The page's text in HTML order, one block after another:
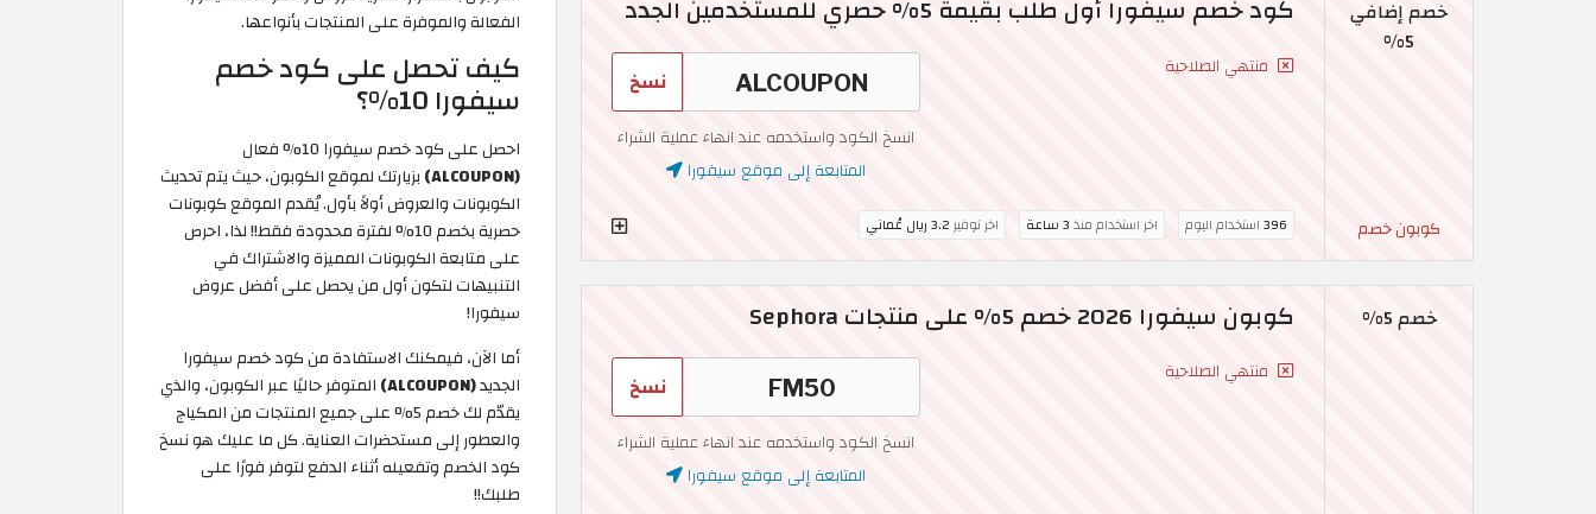
خصم إضافي
5%
كوبون خصم
كود خصم سيفورا أول طلب بقيمة 5% حصري للمستخدمين الجدد
منتهي الصلاحية نسخ
انسخ الكود واستخدمه عند انهاء عملية الشراء
المتابعة إلى موقع سيفورا
396استخدام اليوم اخر استخدام منذ3 ساعة اخر توفير3.2 ريال عُماني
خصم 5% كوبون سيفورا 2026 خصم 5% على منتجات Sephora
منتهي الصلاحية نسخ
انسخ الكود واستخدمه عند انهاء عملية الشراء
المتابعة إلى موقع سيفورا
الفعالة والموفرة على المنتجات بأنواعها.
كيف تحصل على كود خصم
سيفورا 10%؟
احصل على كود خصم سيفورا 10% فعال
(ALCOUPON)
بزيارتك لموقع الكوبون، حيث يتم تحديث
الكوبونات والعروض أولاً بأول. يُقدم الموقع كوبونات
حصرية بخصم 10% لفترة محدودة فقط!! لذا، احرص
على متابعة الكوبونات المميزة والاشتراك في
التنبيهات لتكون أول من يحصل على أفضل عروض
سيفورا!
أما الآن، فيمكنك الاستفادة من كود خصم سيفورا
الجديد(ALCOUPON)
المتوفر حاليًا عبر الكوبون، والذي
يقدّم لك خصم 5% على جميع المنتجات من المكياج
والعطور إلى مستحضرات العناية. كل ما عليك هو نسخ
كود الخصم وتفعيله أثناء الدفع لتوفر فورًا على
طلبك!!